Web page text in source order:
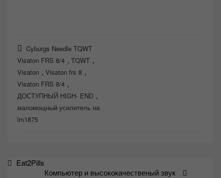
Cyburgs Needle TQWT
Visaton FRS 8/4 , TQWT ,
Visaton , Visaton frs 8 ,
Visaton FRS 8/4 ,
ДОСТУПНЫЙ HIGH- END ,
маломощный усилитель на
lm1875
Навигация
Eat2Pills
Компьютер и высококачественый звук